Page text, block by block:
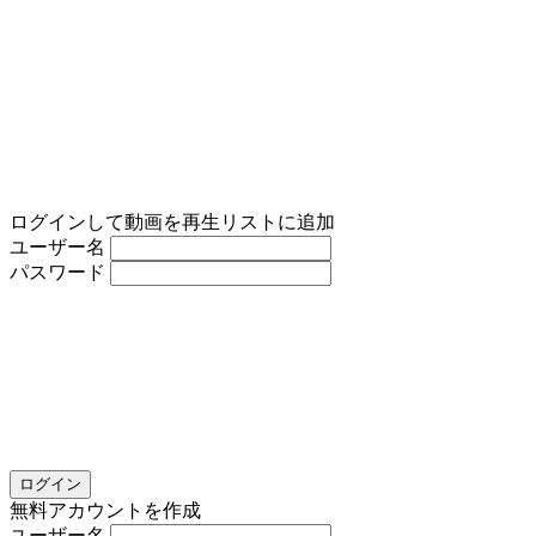
ログインして動画を再生リストに追加
ユーザー名
パスワード
ログイン
無料アカウントを作成